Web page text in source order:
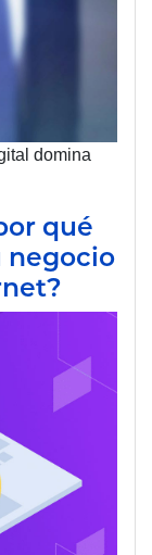
domina
qué
negocio